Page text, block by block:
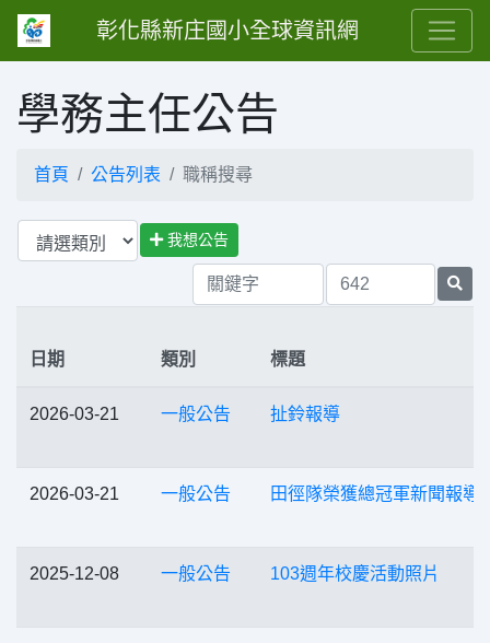
彰化縣新庄國小全球資訊網
學務主任公告
首頁 公告列表 職稱搜尋
我想公告
日期 類別 標題
2026-03-21 一般公告 扯鈴報導
2026-03-21 一般公告 田徑隊榮獲總冠軍新聞報導
2025-12-08 一般公告 103週年校慶活動照片